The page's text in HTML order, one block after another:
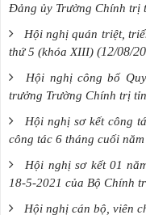
Đảng ủy Trường Chính trị
Hội nghị quán triệt,
thứ 5 (khóa XIII) (12/08/
Hội nghị công bố
trưởng Trường Chính trị
Hội nghị sơ kết công
công tác 6 tháng cuối
Hội nghị sơ kết 01
18-5-2021 của Bộ Chính
Hội nghị cán bộ, viên